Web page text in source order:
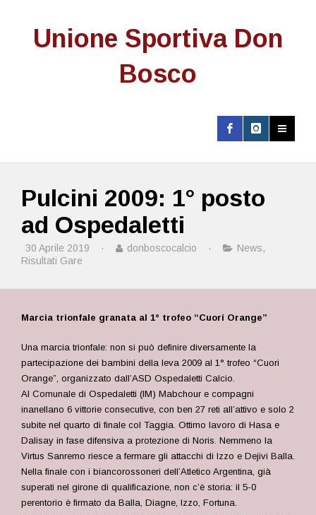
Unione Sportiva Don
Bosco
Pulcini 2009: 1° posto
ad Ospedaletti
30 Aprile 2019 · donboscocalcio · News,
Risultati Gare
Marcia trionfale granata al 1° trofeo “Cuori Orange”
Una marcia trionfale: non si può definire diversamente la
partecipazione dei bambini della leva 2009 al 1° trofeo “Cuori
Orange”, organizzato dall’ASD Ospedaletti Calcio.
Al Comunale di Ospedaletti (IM) Mabchour e compagni
inanellano 6 vittorie consecutive, con ben 27 reti all’attivo e solo 2
subite nel quarto di finale col Taggia. Ottimo lavoro di Hasa e
Dalisay in fase difensiva a protezione di Noris. Nemmeno la
Virtus Sanremo riesce a fermare gli attacchi di Izzo e Dejivi Balla.
Nella finale con i biancorossoneri dell’Atletico Argentina, già
superati nel girone di qualificazione, non c’è storia: il 5-0
perentorio è firmato da Balla, Diagne, Izzo, Fortuna.